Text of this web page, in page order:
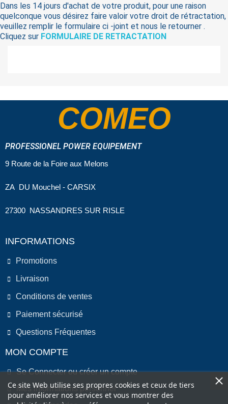
Dans les 14 jours d'achat de votre produit, pour une raison
quelconque vous désirez faire valoir votre droit de rétractation,
veuillez remplir le formulaire ci -joint et nous le retourner .
Cliquez sur FORMULAIRE DE RETRACTATION
COMEO
PROFESSIONEL POWER EQUIPEMENT
9 Route de la Foire aux Melons
ZA DU Mouchel - CARSIX
27300 NASSANDRES SUR RISLE
INFORMATIONS
Promotions
Livraison
Conditions de ventes
Paiement sécurisé
Questions Fréquentes
MON COMPTE
Se Connecter ou créer un compte
Mes informations personnel
Ce site Web utilise ses propres cookies et ceux de tiers
pour améliorer nos services et vous montrer des